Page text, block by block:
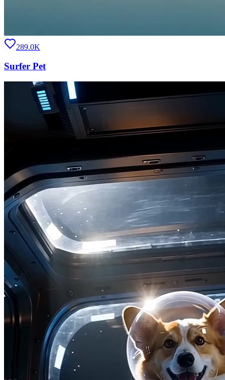
289.0K
Surfer Pet